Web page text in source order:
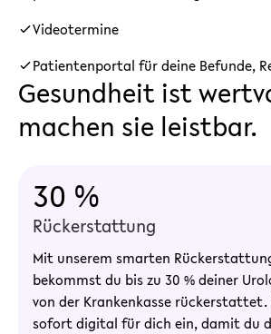
Videotermine
Patientenportal für deine Befunde,
Gesundheit ist
machen sie leistbar.
30 %
Rückerstattung
Mit unserem smarten
bekommst du bis zu 30 % deiner
von der Krankenkasse rückerstattet.
sofort digital für dich ein, damit du